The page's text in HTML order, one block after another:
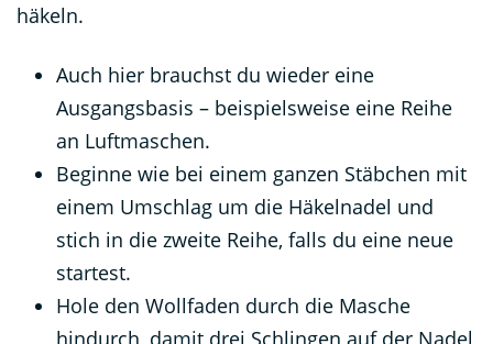
häkeln.
Auch hier brauchst du wieder eine
Ausgangsbasis – beispielsweise eine Reihe
an Luftmaschen.
Beginne wie bei einem ganzen Stäbchen mit
einem Umschlag um die Häkelnadel und
stich in die zweite Reihe, falls du eine neue
startest.
Hole den Wollfaden durch die Masche
hindurch, damit drei Schlingen auf der Nadel